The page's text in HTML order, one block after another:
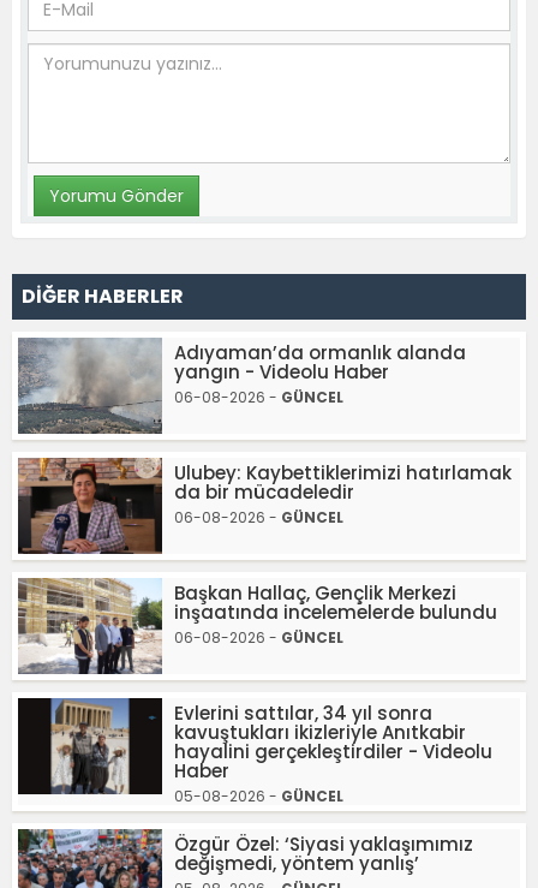
DİĞER HABERLER
Adıyaman’da ormanlık alanda
yangın - Videolu Haber
06-08-2026 - GÜNCEL
Ulubey: Kaybettiklerimizi hatırlamak
da bir mücadeledir
06-08-2026 - GÜNCEL
Başkan Hallaç, Gençlik Merkezi
inşaatında incelemelerde bulundu
06-08-2026 - GÜNCEL
Evlerini sattılar, 34 yıl sonra
kavuştukları ikizleriyle Anıtkabir
hayalini gerçekleştirdiler - Videolu
Haber
05-08-2026 - GÜNCEL
Özgür Özel: ‘Siyasi yaklaşımımız
değişmedi, yöntem yanlış’